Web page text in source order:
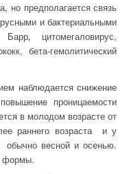
но предполагается связь
и бактериальными
цитомегаловирус,
бета-гемолитический
наблюдается снижение
проницаемости
в молодом возрасте от
раннего возраста и у
обычно весной и осенью.
формы.